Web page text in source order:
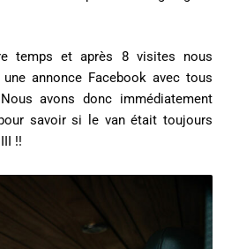
temps et après 8 visites nous
annonce Facebook avec tous
avons donc immédiatement
savoir si le van était toujours
!!